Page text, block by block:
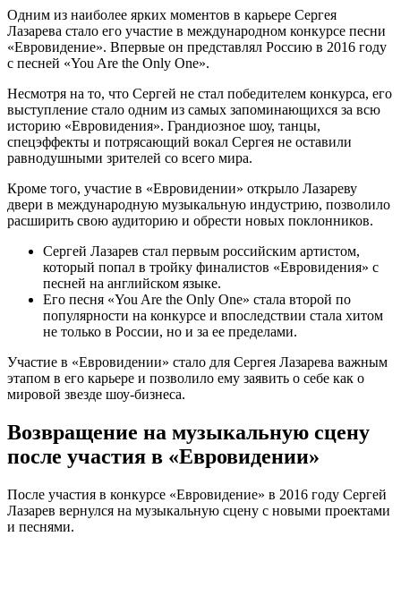
Одним из наиболее ярких моментов в карьере Сергея
Лазарева стало его участие в международном конкурсе песни
«Евровидение». Впервые он представлял Россию в 2016 году
с песней «You Are the Only One».
Несмотря на то, что Сергей не стал победителем конкурса, его
выступление стало одним из самых запоминающихся за всю
историю «Евровидения». Грандиозное шоу, танцы,
спецэффекты и потрясающий вокал Сергея не оставили
равнодушными зрителей со всего мира.
Кроме того, участие в «Евровидении» открыло Лазареву
двери в международную музыкальную индустрию, позволило
расширить свою аудиторию и обрести новых поклонников.
Сергей Лазарев стал первым российским артистом,
который попал в тройку финалистов «Евровидения» с
песней на английском языке.
Его песня «You Are the Only One» стала второй по
популярности на конкурсе и впоследствии стала хитом
не только в России, но и за ее пределами.
Участие в «Евровидении» стало для Сергея Лазарева важным
этапом в его карьере и позволило ему заявить о себе как о
мировой звезде шоу-бизнеса.
Возвращение на музыкальную сцену
после участия в «Евровидении»
После участия в конкурсе «Евровидение» в 2016 году Сергей
Лазарев вернулся на музыкальную сцену с новыми проектами
и песнями.